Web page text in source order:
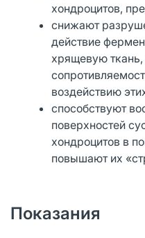
хондроцитов,
снижают
действие
хрящевую
воздействию
способствуют
поверхностей
хондроцитов в
повышают их
Показания